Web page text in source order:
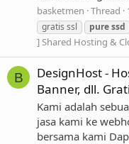
basketmen Thread
gratis ssl
puressd
] Shared Hosting &
B
DesignHost -
Banner, dll.
Kami adalah
jasa kami ke
bersama kami